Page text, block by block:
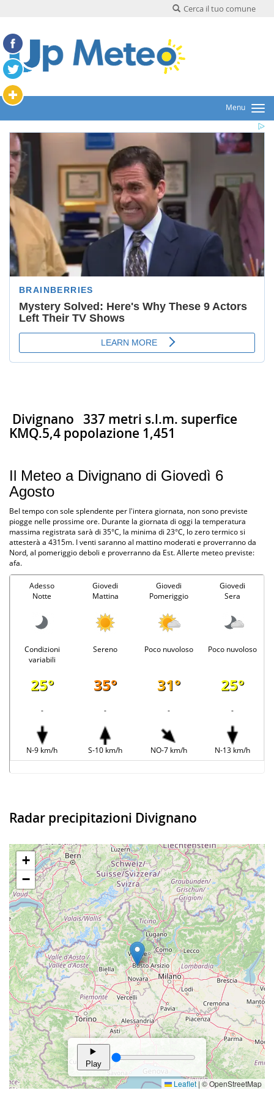
Cerca il tuo comune
Menu
Divignano 337 metri s.l.m. superfice
KMQ.5,4 popolazione 1,451
Il Meteo a Divignano di Giovedì 6
Agosto
Bel tempo con sole splendente per l'intera giornata, non sono previste
piogge nelle prossime ore. Durante la giornata di oggi la temperatura
massima registrata sarà di 35°C, la minima di 23°C, lo zero termico si
attesterà a 4315m. I venti saranno al mattino moderati e proverranno da
Nord, al pomeriggio deboli e proverranno da Est. Allerte meteo previste:
afa.
Adesso
Notte
Giovedi
Mattina
Giovedi
Pomeriggio
Giovedi
Sera
Condizioni
variabili
Sereno Poco nuvoloso Poco nuvoloso
25° 35° 31° 25°
- - - -
N-9 km/h S-10 km/h NO-7 km/h N-13 km/h
Radar precipitazioni Divignano